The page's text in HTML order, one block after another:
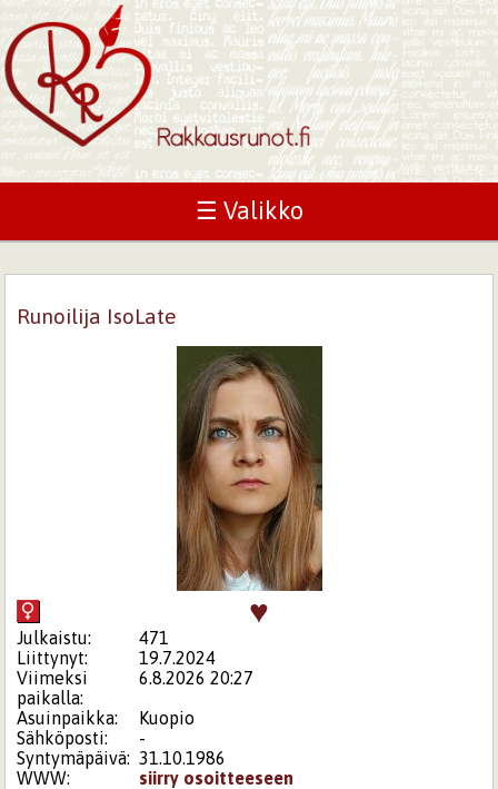
☰ Valikko
Runoilija IsoLate
♥
Julkaistu:
471
Liittynyt:
19.7.2024
Viimeksi
paikalla:
6.8.2026 20:27
Asuinpaikka:
Kuopio
Sähköposti:
-
Syntymäpäivä: 31.10.1986
WWW:
siirry osoitteeseen